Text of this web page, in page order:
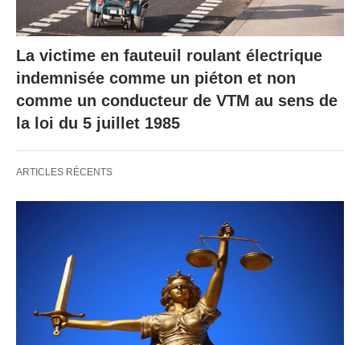
La victime en fauteuil roulant électrique
indemnisée comme un piéton et non
comme un conducteur de VTM au sens de
la loi du 5 juillet 1985
ARTICLES RÉCENTS